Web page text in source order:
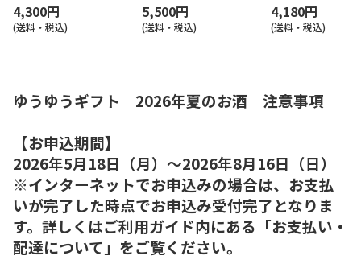
4,300円
(送料・税込)
5,500円
(送料・税込)
4,180円
(送料・税込)
ゆうゆうギフト 2026年夏のお酒 注意事項
【お申込期間】
2026年5月18日（月）～2026年8月16日（日）
※インターネットでお申込みの場合は、お支払
いが完了した時点でお申込み受付完了となりま
す。詳しくはご利用ガイド内にある「お支払い・
配達について」をご覧ください。